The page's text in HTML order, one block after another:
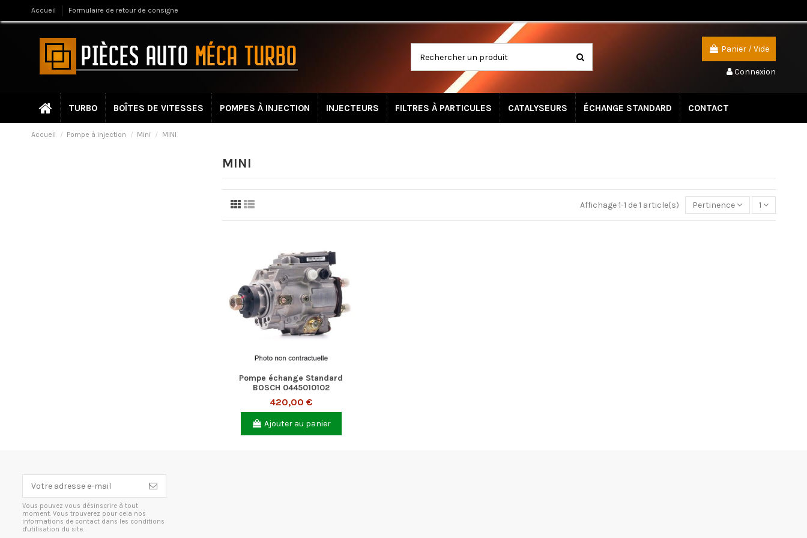
Accueil Formulaire de retour de consigne
Panier /Vide
Connexion
TURBO BOÎTES DE VITESSES POMPES À INJECTION INJECTEURS FILTRES À PARTICULES CATALYSEURS ÉCHANGE STANDARD CONTACT
Accueil Pompe à injection Mini MINI
MINI
Affichage 1-1 de 1 article(s) Pertinence 1
Pompe échange Standard
BOSCH 0445010102
420,00 €
Ajouter au panier
Vous pouvez vous désinscrire à tout
moment. Vous trouverez pour cela nos
informations de contact dans les conditions
d'utilisation du site.